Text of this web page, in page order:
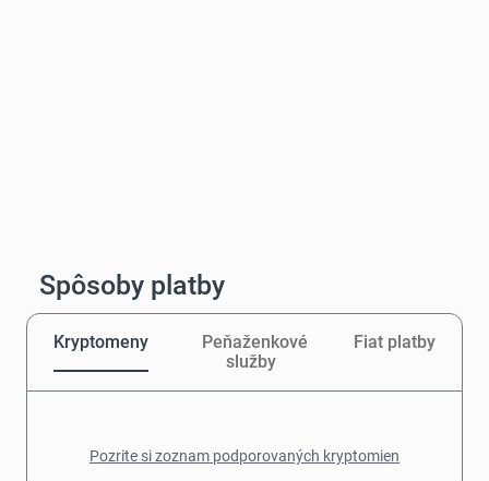
Spôsoby platby
Kryptomeny
Peňaženkové
služby
Fiat platby
Pozrite si zoznam podporovaných kryptomien